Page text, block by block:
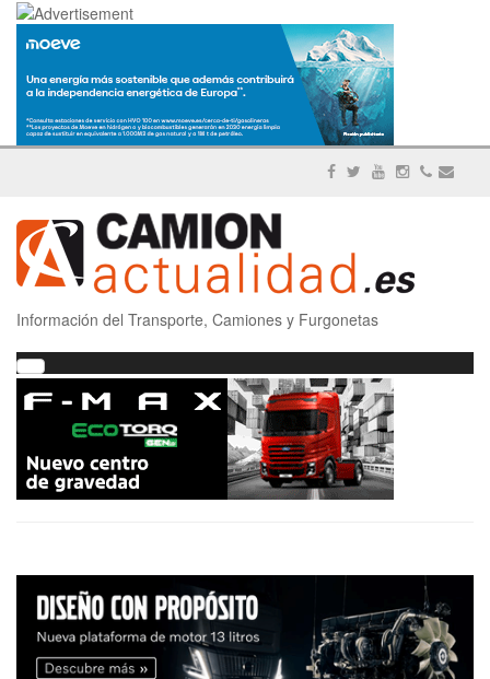
Información del Transporte, Camiones y Furgonetas